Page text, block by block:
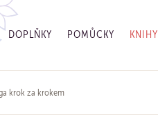
DOPLŇKY POMŮCKY KNIHY
krok za krokem